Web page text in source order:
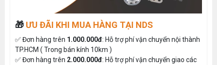
🎁 ƯU ĐÃI KHI MUA HÀNG TẠI NDS
✅ Đơn hàng trên 1.000.000đ: Hỗ trợ phí vận chuyển nội thành
TP.HCM ( Trong bán kính 10km )
✅ Đơn hàng trên 2.000.000đ: Hỗ trợ phí vận chuyển giao các